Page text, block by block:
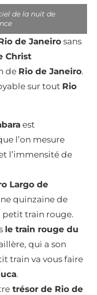
de la nuit de
de Janeiro sans
Christ
de Rio de Janeiro.
sur tout Rio
est
l’on mesure
l’immensité de
Largo de
quinzaine de
petit train rouge.
le train rouge du
qui a son
train va vous faire
.
trésor de Rio de